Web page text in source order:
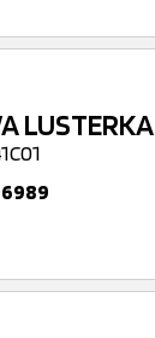
LUSTERKA